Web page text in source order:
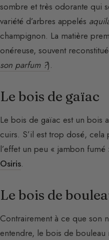
sombre et très odorante qui
variété d’arbres appelés
champignon. La matière
onéreuse, souvent
son parfum ?).
Le bois de gaïac
Le bois de gaïac est un bois
cuirs. S’il est trop dosé,
l’effet un peu « jambon
Osiris.
Le bois de
Contrairement à ce que son
entendre, le bois de bouleau